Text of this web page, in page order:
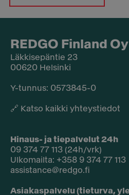
REDGO Finland Oy
Läkkisepäntie 23
00620 Helsinki
Y-tunnus: 0573845-0​
🔗 Katso kaikki yhteystiedot
Hinaus- ja tiepalvelut 24h
09 374 77 113 (24h/vrk)
Ulkomailta: +358 9 374 77 113
assistance@redgo.fi
Asiakaspalvelu (tieturva,